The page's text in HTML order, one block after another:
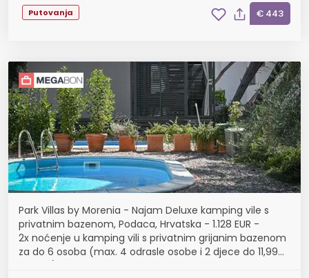
Putovanja € 443
Park Villas by Morenia - Najam Deluxe kamping vile s
privatnim bazenom, Podaca, Hrvatska - 1.128 EUR -
2x noćenje u kamping vili s privatnim grijanim bazenom
za do 6 osoba (max. 4 odrasle osobe i 2 djece do 11,99